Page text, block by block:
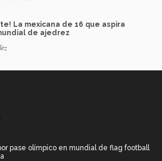
La mexicana de 16 que aspira
de ajedrez
pase olímpico en mundial de flag football